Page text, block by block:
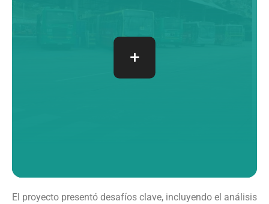
El proyecto presentó desafíos clave, incluyendo el análisis